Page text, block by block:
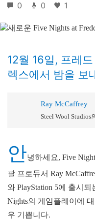
0 0 1
12월 16일, 프레
렉스에서 밤을 보
Ray McCaffrey
Steel Wool Studios
안녕하세요, Five
괄 프로듀서 Ray
와 PlayStation 5에 출시되
Nights의 게임플레이에
우 기쁩니다.